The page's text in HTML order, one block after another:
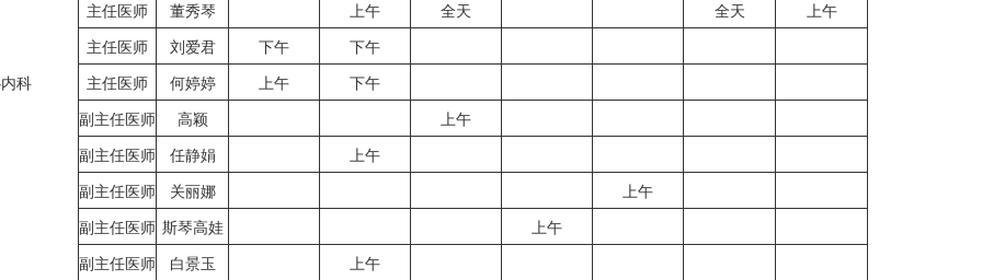
科
主任医师
董秀琴 上午 全天 全天
上午
主任医师
刘爱君 下午
下午
主任医师
何婷婷 上午
下午
副主任医师
高颖
上午
副主任医师
任静娟
上午
副主任医师
关丽娜
上午
副主任医师 斯琴高娃
上午
副主任医师
白景玉 上午